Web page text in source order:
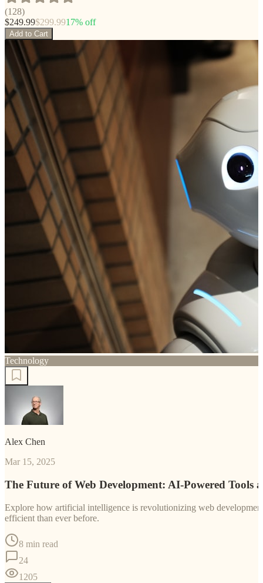
(128)
$249.99$299.9917% off
Add to Cart
Technology
Alex Chen
Mar 15, 2025
The Future of Web Development: AI-Powered Tools
Explore how artificial intelligence is revolutionizing web
efficient than ever before.
8 min read
24
1205